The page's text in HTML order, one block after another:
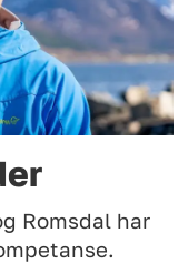
Romsdal har